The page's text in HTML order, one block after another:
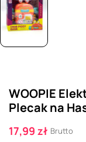
WOOPIE
Plecak na
17,99 zł Brutto